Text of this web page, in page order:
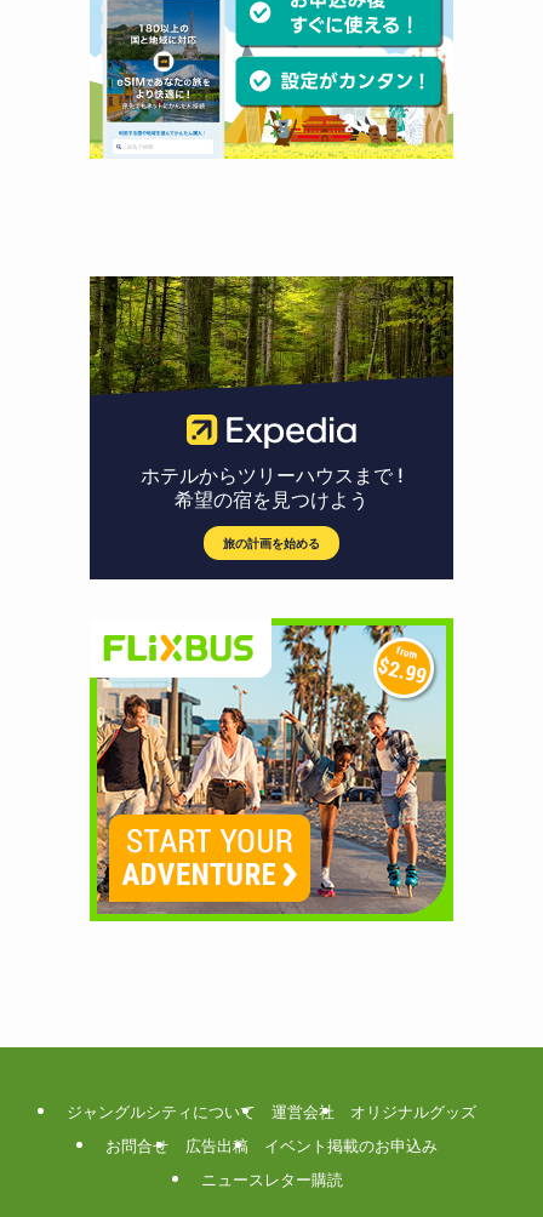
ジャングルシティについて 運営会社
オリジナルグッズ
お問合せ
広告出稿
イベント掲載のお申込み
ニュースレター購読